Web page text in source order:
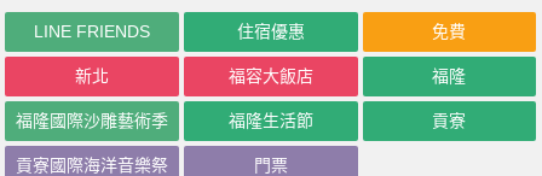
LINE FRIENDS 住宿優惠 免費
新北 福容大飯店 福隆
福隆國際沙雕藝術季 福隆生活節 貢寮
貢寮國際海洋音樂祭 門票